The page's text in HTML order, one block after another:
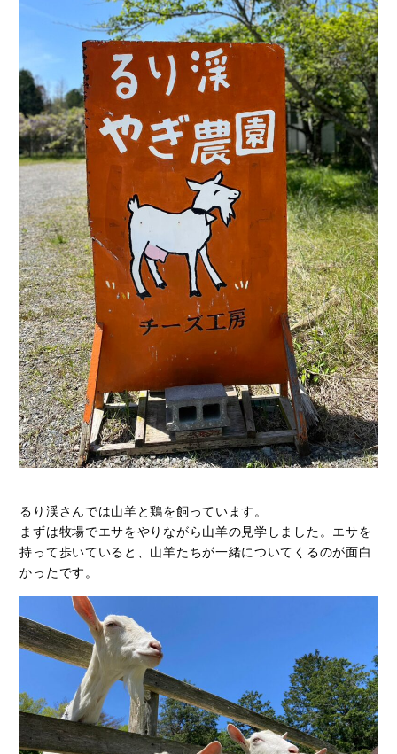
るり渓さんでは山羊と鶏を飼っています。
まずは牧場でエサをやりながら山羊の見学しました。エサを
持って歩いていると、山羊たちが一緒についてくるのが面白
かったです。